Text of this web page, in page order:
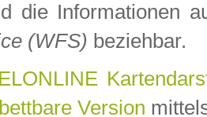
die Informationen
(WFS) beziehbar.
Version